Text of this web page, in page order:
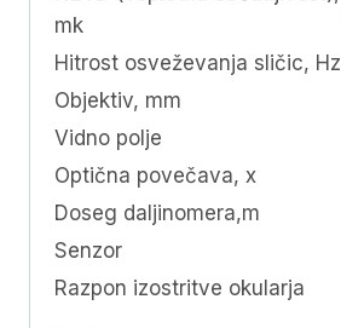
mk
Hitrost osveževanja sličic, Hz
Objektiv, mm
Vidno polje
Optična povečava, x
Doseg daljinomera,m
Senzor
Razpon izostritve okularja